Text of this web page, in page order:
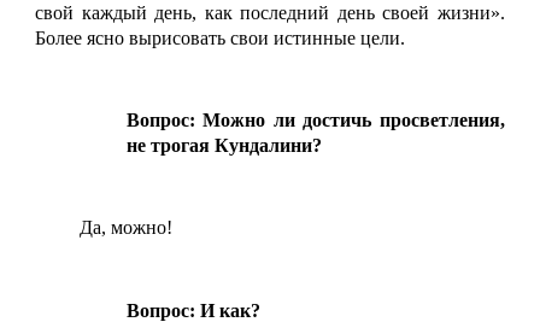
свой каждый день, как последний день своей жизни».
Более ясно вырисовать свои истинные цели.
Вопрос: Можно ли достичь просветления,
не трогая Кундалини?
Да, можно!
Вопрос: И как?